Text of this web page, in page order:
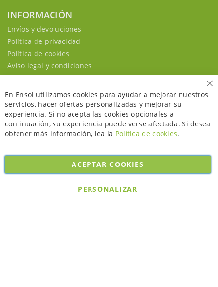
INFORMACIÓN
Envíos y devoluciones
Política de privacidad
Política de cookies
Aviso legal y condiciones
Copyright © 2026. All rights reserved. Powered byBobaly Partners.
En Ensol utilizamos cookies para ayudar a mejorar nuestros
servicios, hacer ofertas personalizadas y mejorar su
experiencia. Si no acepta las cookies opcionales a
continuación, su experiencia puede verse afectada. Si desea
obtener más información, lea la Política de cookies.
ACEPTAR COOKIES
PERSONALIZAR